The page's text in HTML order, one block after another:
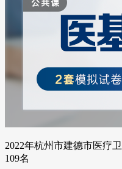
2022年杭州市建德市医疗
109名